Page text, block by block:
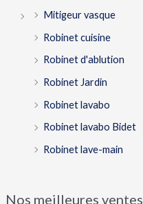
Mitigeur vasque
Robinet cuisine
Robinet d'ablution
Robinet Jardin
Robinet lavabo
Robinet lavabo Bidet
Robinet lave-main
Nos meilleures ventes